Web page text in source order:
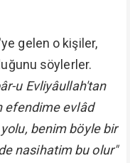
gelen o kişiler,
söylerler.
u Evliyâullah'tan
efendime evlâd
yolu, benim böyle bir
nasihatim bu olur"